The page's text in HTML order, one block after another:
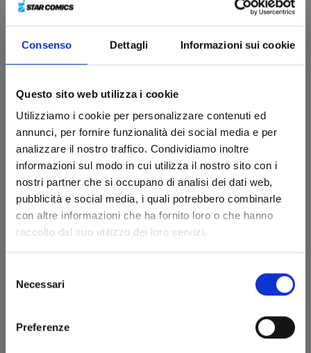
Consenso Dettagli Informazioni sui cookie
Questo sito web utilizza i cookie
Utilizziamo i cookie per personalizzare contenuti ed
annunci, per fornire funzionalità dei social media e per
analizzare il nostro traffico. Condividiamo inoltre
informazioni sul modo in cui utilizza il nostro sito con i
nostri partner che si occupano di analisi dei dati web,
pubblicità e social media, i quali potrebbero combinarle
con altre informazioni che ha fornito loro o che hanno
raccolto dal suo utilizzo dei loro servizi.
delNecessari
Preferenze